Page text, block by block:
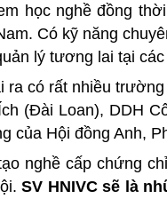
học nghề đồng
Có kỹ năng
lý tương lai tại các
ra có rất nhiều
(Đài Loan), DDH
của Hội đồng Anh,
nghề cấp chứng
SV HNIVC sẽ là